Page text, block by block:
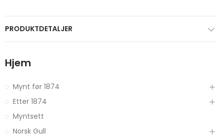
PRODUKTDETALJER
Hjem
Mynt før 1874
Etter 1874
Myntsett
Norsk Gull